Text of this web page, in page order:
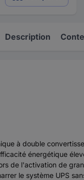
Description
à double
énergétique
de l'activation de
le système UPS